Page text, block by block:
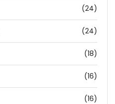
(24)
(24)
(18)
(16)
(16)